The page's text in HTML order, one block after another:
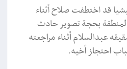
قد اختطفت صلاح أثناء
بحجة تصوير حادث
عبدالسلام أثناء مراجعته
احتجاز أخيه.